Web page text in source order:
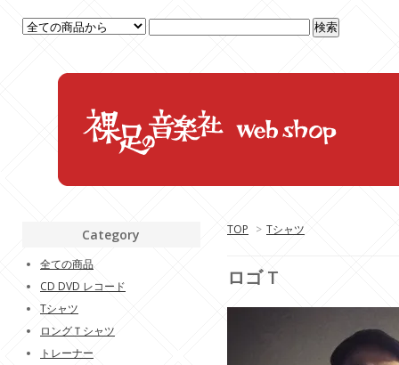
TOP > Tシャツ
ロゴ T
Category
全ての商品
CD DVD レコード
Tシャツ
ロングＴシャツ
トレーナー